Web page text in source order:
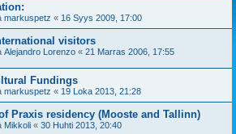
markuspetz « 16 Syys 2009, 17:00
visitors
Alejandro Lorenzo « 21 Marras 2006, 17:55
Fundings
markuspetz « 19 Loka 2013, 21:28
Praxis residency (Mooste and Tallinn)
Mikkoli « 30 Huhti 2013, 20:40